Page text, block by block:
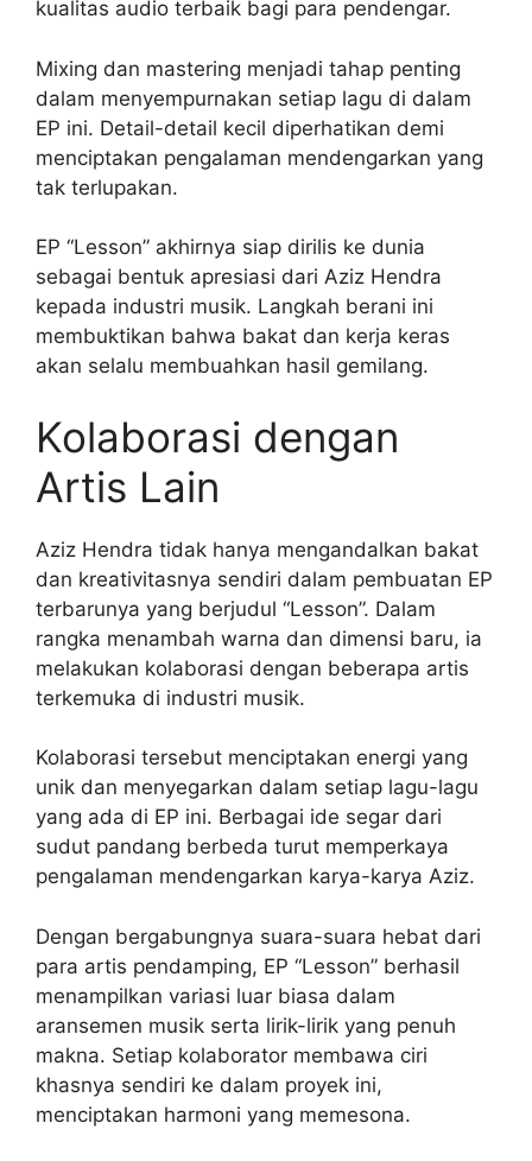
kualitas audio terbaik bagi para pendengar.
Mixing dan mastering menjadi tahap penting
dalam menyempurnakan setiap lagu di dalam
EP ini. Detail-detail kecil diperhatikan demi
menciptakan pengalaman mendengarkan yang
tak terlupakan.
EP “Lesson” akhirnya siap dirilis ke dunia
sebagai bentuk apresiasi dari Aziz Hendra
kepada industri musik. Langkah berani ini
membuktikan bahwa bakat dan kerja keras
akan selalu membuahkan hasil gemilang.
Kolaborasi dengan
Artis Lain
Aziz Hendra tidak hanya mengandalkan bakat
dan kreativitasnya sendiri dalam pembuatan EP
terbarunya yang berjudul “Lesson”. Dalam
rangka menambah warna dan dimensi baru, ia
melakukan kolaborasi dengan beberapa artis
terkemuka di industri musik.
Kolaborasi tersebut menciptakan energi yang
unik dan menyegarkan dalam setiap lagu-lagu
yang ada di EP ini. Berbagai ide segar dari
sudut pandang berbeda turut memperkaya
pengalaman mendengarkan karya-karya Aziz.
Dengan bergabungnya suara-suara hebat dari
para artis pendamping, EP “Lesson” berhasil
menampilkan variasi luar biasa dalam
aransemen musik serta lirik-lirik yang penuh
makna. Setiap kolaborator membawa ciri
khasnya sendiri ke dalam proyek ini,
menciptakan harmoni yang memesona.